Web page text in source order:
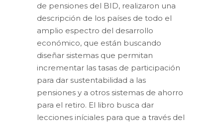
de pensiones del BID, realizaron una
descripción de los países de todo el
amplio espectro del desarrollo
económico, que están buscando
diseñar sistemas que permitan
incrementar las tasas de participación
para dar sustentabilidad a las
pensiones y a otros sistemas de ahorro
para el retiro. El libro busca dar
lecciones iníciales para que a través del